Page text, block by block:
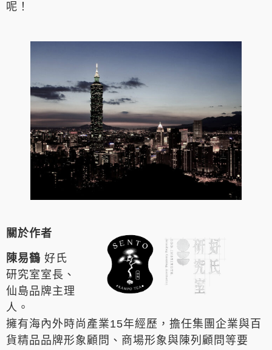
呢！
關於作者
陳易鶴 好氏
研究室室長、
仙島品牌主理
人。
擁有海內外時尚產業15年經歷，擔任集團企業與百
貨精品品牌形象顧問、商場形象與陳列顧問等要